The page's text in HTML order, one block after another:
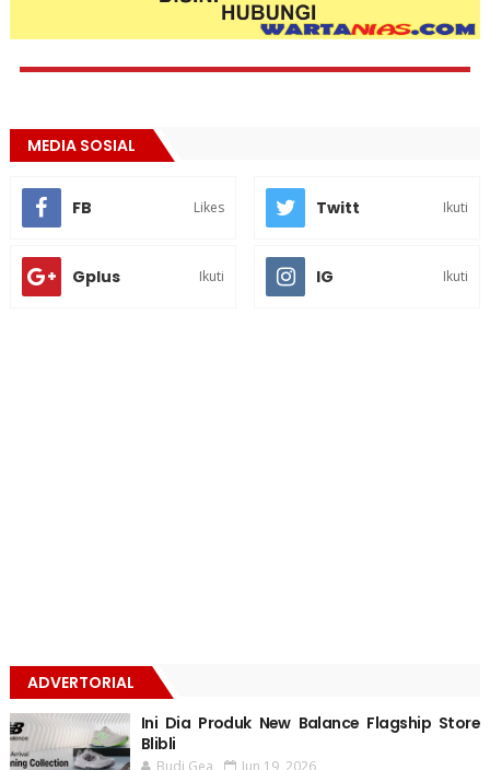
MEDIA SOSIAL
FB Likes Twitt Ikuti
Gplus Ikuti IG Ikuti
ADVERTORIAL
Ini Dia Produk New Balance Flagship Store
Blibli